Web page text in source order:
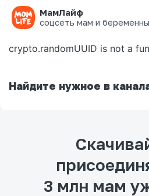
МамЛайф
соцсеть мам и
Ошибка на
crypto.randomUUID is not a
Найдите нужное в
3 млн мам